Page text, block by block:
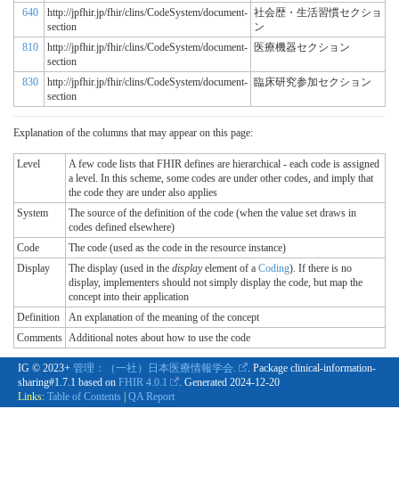
640
http://jpfhir.jp/fhir/clins/CodeSystem/document-
section
社会歴・生活習慣セクショ
ン
810
http://jpfhir.jp/fhir/clins/CodeSystem/document-
section
医療機器セクション
830
http://jpfhir.jp/fhir/clins/CodeSystem/document-
section
臨床研究参加セクション
Explanation of the columns that may appear on this page:
Level
A few code lists that FHIR defines are hierarchical - each code is assigned
a level. In this scheme, some codes are under other codes, and imply that
the code they are under also applies
System
The source of the definition of the code (when the value set draws in
codes defined elsewhere)
Code
The code (used as the code in the resource instance)
Display
The display (used in the displayelement of a Coding). If there is no
display, implementers should not simply display the code, but map the
concept into their application
Definition
An explanation of the meaning of the concept
Comments Additional notes about how to use the code
IG © 2023+ 管理：（一社）日本医療情報学会.
. Package clinical-information-
sharing#1.7.1 based on FHIR 4.0.1 . Generated 2024-12-20
Links: Table of Contents QA Report